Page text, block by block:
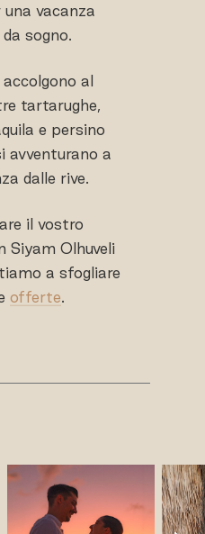
vacanza
sogno.
al
tartarughe,
e persino
avventurano a
dalle rive.
il vostro
Siyam Olhuveli
a sfogliare
offerte